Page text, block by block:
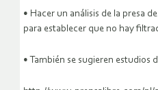
• Hacer un análisis de la presa
para establecer que no hay
• También se sugieren estudios